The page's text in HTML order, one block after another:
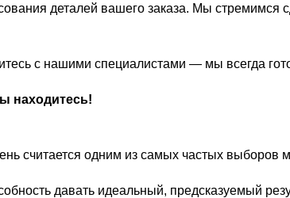
деталей вашего заказа. Мы
с нашими специалистами — мы всегда
находитесь!
считается одним из самых частых выборов
давать идеальный, предсказуемый